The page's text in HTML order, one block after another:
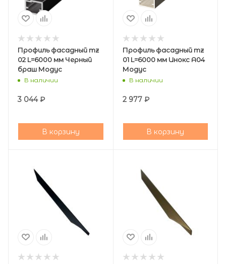
Профиль фасадный mz
02 L=6000 мм Черный
браш Модус
В наличии
3 044₽
В корзину
Профиль фасадный mz
01 L=6000 мм Инокс А04
Модус
В наличии
2 977₽
В корзину